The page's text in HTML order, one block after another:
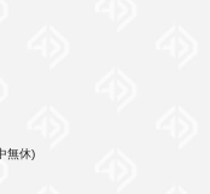
無休)